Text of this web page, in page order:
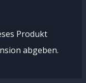
Produkt
abgeben.